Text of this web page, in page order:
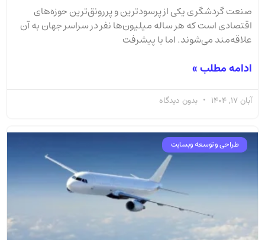
صنعت گردشگری یکی از پرسودترین و پررونق‌ترین حوزه‌های
اقتصادی است که هر ساله میلیون‌ها نفر در سراسر جهان به آن
علاقه‌مند می‌شوند. اما با پیشرفت
ادامه مطلب »
آبان 17, 1404 بدون دیدگاه
طراحی و توسعه وبسایت